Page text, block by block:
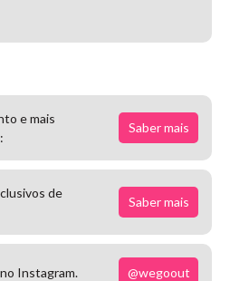
e mais
Saber mais
de
Saber mais
Instagram. @wegoout